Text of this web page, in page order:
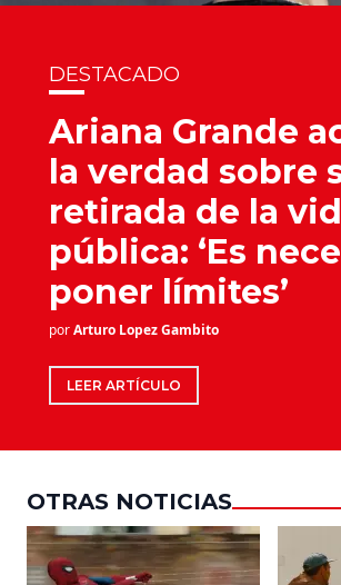
DESTACADO
Ariana Grande
la verdad sobre
retirada de la
pública: ‘Es
poner límites’
porArturo Lopez Gambito
LEER ARTÍCULO
OTRAS NOTICIAS